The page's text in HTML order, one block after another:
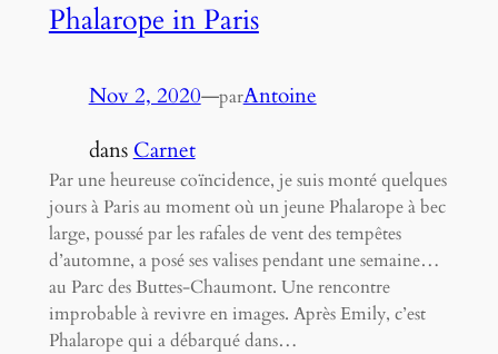
Phalarope in Paris
Nov 2, 2020—parAntoine
dans Carnet
Par une heureuse coïncidence, je suis monté quelques
jours à Paris au moment où un jeune Phalarope à bec
large, poussé par les rafales de vent des tempêtes
d’automne, a posé ses valises pendant une semaine…
au Parc des Buttes-Chaumont. Une rencontre
improbable à revivre en images. Après Emily, c’est
Phalarope qui a débarqué dans…